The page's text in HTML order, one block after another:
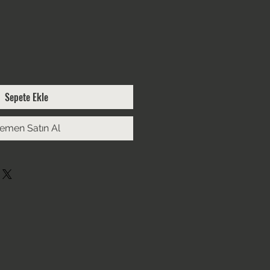
Sepete Ekle
Satın Al